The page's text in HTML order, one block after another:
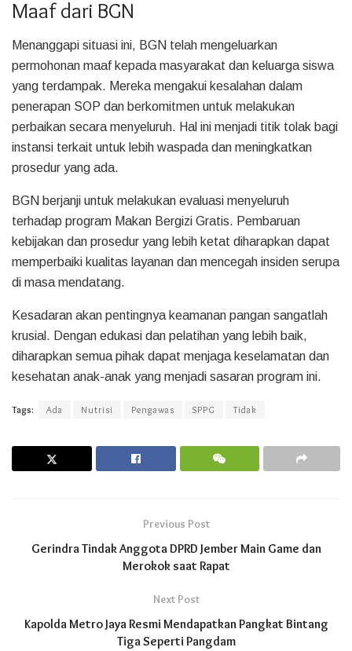
Maaf dari BGN
Menanggapi situasi ini, BGN telah mengeluarkan
permohonan maaf kepada masyarakat dan keluarga siswa
yang terdampak. Mereka mengakui kesalahan dalam
penerapan SOP dan berkomitmen untuk melakukan
perbaikan secara menyeluruh. Hal ini menjadi titik tolak bagi
instansi terkait untuk lebih waspada dan meningkatkan
prosedur yang ada.
BGN berjanji untuk melakukan evaluasi menyeluruh
terhadap program Makan Bergizi Gratis. Pembaruan
kebijakan dan prosedur yang lebih ketat diharapkan dapat
memperbaiki kualitas layanan dan mencegah insiden serupa
di masa mendatang.
Kesadaran akan pentingnya keamanan pangan sangatlah
krusial. Dengan edukasi dan pelatihan yang lebih baik,
diharapkan semua pihak dapat menjaga keselamatan dan
kesehatan anak-anak yang menjadi sasaran program ini.
Tags: Ada Nutrisi Pengawas SPPG Tidak
Previous Post
Gerindra Tindak Anggota DPRD Jember Main Game dan
Merokok saat Rapat
Next Post
Kapolda Metro Jaya Resmi Mendapatkan Pangkat Bintang
Tiga Seperti Pangdam